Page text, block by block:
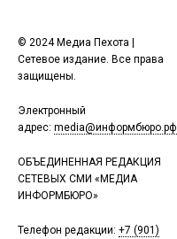
© 2024 Медиа Пехота |
Сетевое издание. Все права
защищены.
Электронный
адрес: media@информбюро.рф
ОБЪЕДИНЕННАЯ РЕДАКЦИЯ
СЕТЕВЫХ СМИ «МЕДИА
ИНФОРМБЮРО»
Телефон редакции: +7 (901)